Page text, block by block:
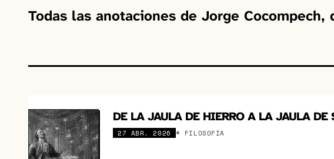
Todas las anotaciones de Jorge
DE LA JAULA DE HIERRO A LA JAULA
27 ABR. 2026 # FILOSOFÍA